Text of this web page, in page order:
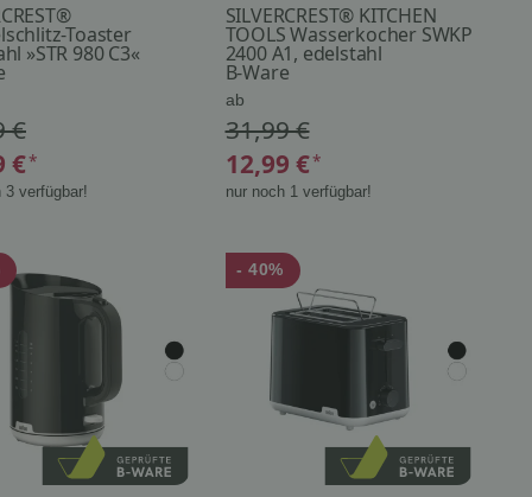
Toaster
»STR 980 C3«
€
€*
3 verfügbar!
SILVERCREST® KITCHEN
TOOLS Wasserkocher SWKP
2400 A1, edelstahl
B-Ware
ab
31,99 €
12,99 €*
nur noch 1 verfügbar!
- 40%